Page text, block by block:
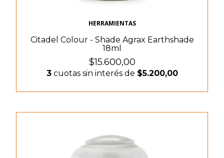
HERRAMIENTAS
Citadel Colour - Shade Agrax Earthshade
18ml
$15.600,00
3cuotas sin interés de $5.200,00